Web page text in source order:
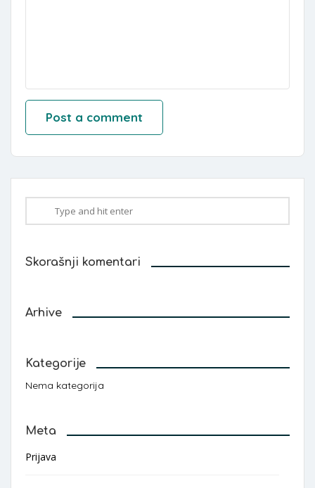
Skorašnji komentari
Arhive
Kategorije
Nema kategorija
Meta
Prijava